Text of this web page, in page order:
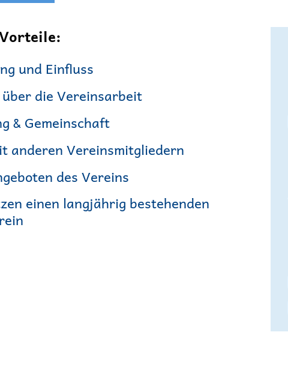
und Einfluss
die Vereinsarbeit
& Gemeinschaft
anderen Vereinsmitgliedern
des Vereins
einen langjährig bestehenden